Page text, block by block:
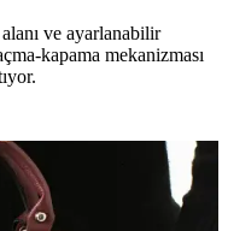
ve ayarlanabilir
kapama mekanizması